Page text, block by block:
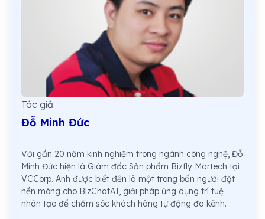
Tác giả
Đỗ Minh Đức
Với gần 20 năm kinh nghiệm trong ngành công nghệ, Đỗ
Minh Đức hiện là Giám đốc Sản phẩm Bizfly Martech tại
VCCorp. Anh được biết đến là một trong bốn người đặt
nền móng cho BizChatAI, giải pháp ứng dụng trí tuệ
nhân tạo để chăm sóc khách hàng tự động đa kênh.